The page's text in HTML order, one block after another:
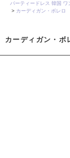
パーティードレス 韓国 ワ
> カーディガン・ボレロ
カーディガン・ボ